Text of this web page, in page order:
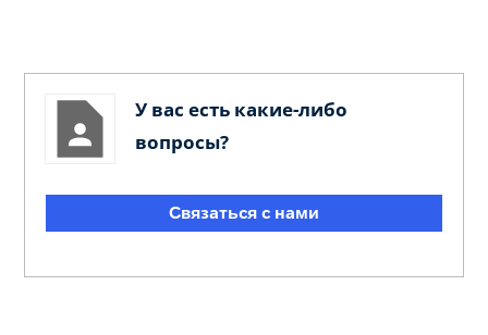
У вас есть какие-либо
вопросы?
Связаться с нами